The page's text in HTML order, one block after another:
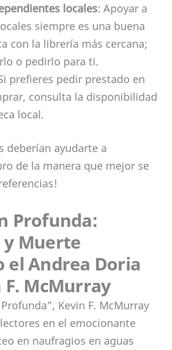
locales: Apoyar a
siempre es una buena
con la librería más cercana;
o pedirlo para ti.
prefieres pedir prestado en
consulta la disponibilidad
local.
deberían ayudarte a
de la manera que mejor se
Profunda:
Muerte
el Andrea Doria
McMurray
Kevin F. McMurray
en el emocionante
en naufragios en aguas